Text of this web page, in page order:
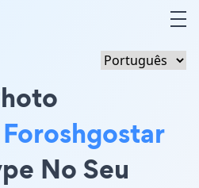
Foroshgostar
No Seu